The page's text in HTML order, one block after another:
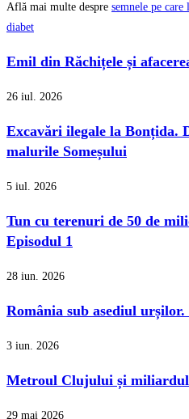
Află mai multe despre semnele pe
diabet
Emil din Răchițele și
26 iul. 2026
Excavări ilegale la Bonțida.
malurile Someșului
5 iul. 2026
Tun cu terenuri de 50 de
Episodul 1
28 iun. 2026
România sub asediul
3 iun. 2026
Metroul Clujului și miliardul
29 mai 2026